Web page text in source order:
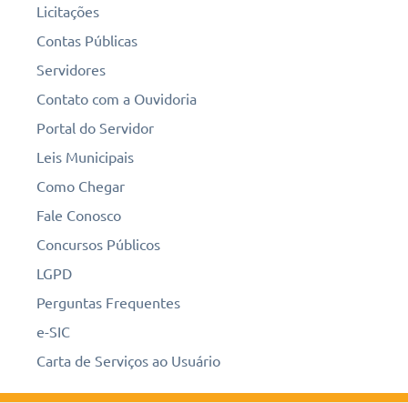
Licitações
Contas Públicas
Servidores
Contato com a Ouvidoria
Portal do Servidor
Leis Municipais
Como Chegar
Fale Conosco
Concursos Públicos
LGPD
Perguntas Frequentes
e-SIC
Carta de Serviços ao Usuário